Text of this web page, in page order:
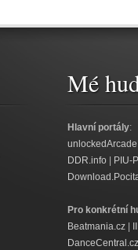
Mé
Hlavní portály:
DDR.info
PIU-
Pro konkrétní
Beatmania.cz
DanceCentral.cz